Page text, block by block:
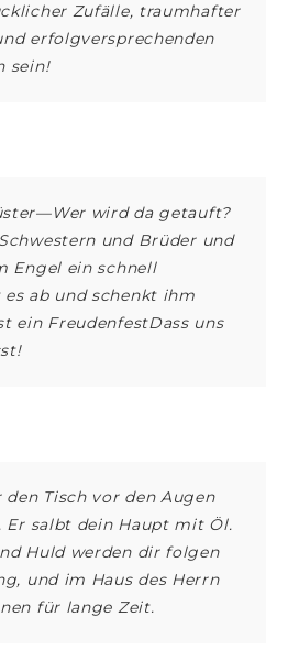
Zufälle, traumhafter
erfolgversprechenden
sein!
wird da getauft?
und Brüder und
Engel ein schnell
ab und schenkt ihm
ein FreudenfestDass uns
Tisch vor den Augen
Er salbt dein Haupt mit Öl.
Huld werden dir folgen
und im Haus des Herrn
für lange Zeit.